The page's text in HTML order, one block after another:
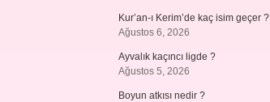
Kur’an-ı Kerim’de kaç isim geçer ?
Ağustos 6, 2026
Ayvalık kaçıncı ligde ?
Ağustos 5, 2026
Boyun atkısı nedir ?